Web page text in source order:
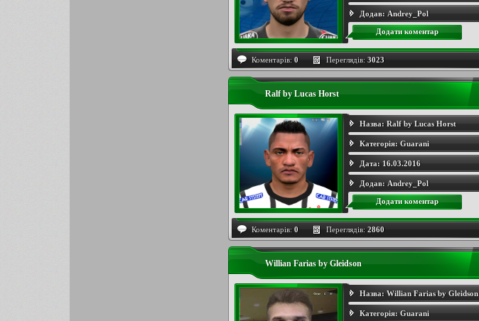
Додав: Andrey_Pol
Додати коментар
Коментарів: 0 Переглядів: 3023
Ralf by Lucas Horst
Назва: Ralf by Lucas Horst
Категорія: Guarani
Дата: 16.03.2016
Додав: Andrey_Pol
Додати коментар
Коментарів: 0 Переглядів: 2860
Willian Farias by Gleidson
Назва: Willian Farias by Gleidson
Категорія: Guarani